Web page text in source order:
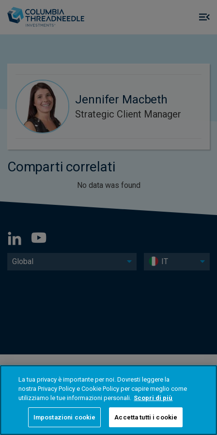
Jennifer Macbeth
Strategic Client Manager
Comparti correlati
No data was found
Global IT
La tua privacy è importante per noi. Dovresti leggere la
nostra Privacy Policy e Cookie Policy per capire meglio come
utilizziamo le tue informazioni personali. Scopri di più
Impostazioni cookie Accetta tutti i cookie